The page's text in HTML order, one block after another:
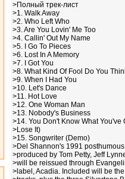
>Полный трек-лист
>1. Walk Away
>2. Who Left Who
>3. Are You Lovin' Me Too
>4. Callin' Out My Name
>5. I Go To Pieces
>6. Lost In A Memory
>7. I Got You
>8. What Kind Of Fool Do You
>9. When I Had You
>10. Let's Dance
>11. Hot Love
>12. One Woman Man
>13. Nobody's Business
>14. You Don't Know What You've
>Lose It)
>15. Songwriter (Demo)
>Del Shannon's 1991
>produced by Tom Petty, Jeff
>will be reissued through
>label, Acadia. Included will be